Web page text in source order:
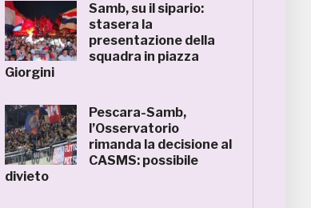
Samb, su il sipario:
stasera la
presentazione della
squadra in piazza
Giorgini
Pescara-Samb,
l’Osservatorio
rimanda la decisione al
CASMS: possibile
divieto